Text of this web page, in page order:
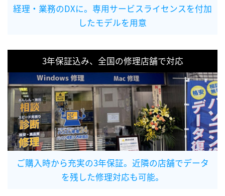
経理・業務のDXに。専用サービスライセンスを付加
したモデルを用意
3年保証込み、全国の修理店舗で対応
ご購入時から充実の3年保証。近隣の店舗でデータ
を残した修理対応も可能。